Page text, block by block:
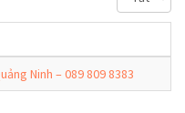
i
ể
h
Ninh – 089 809 8383